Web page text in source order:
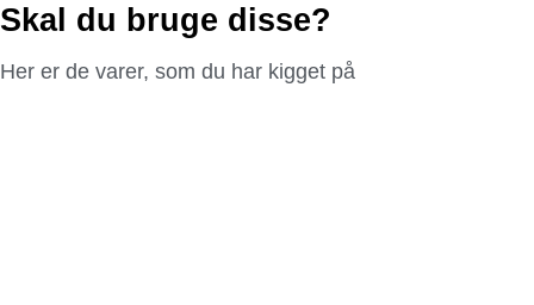
Skal du bruge disse?
Her er de varer, som du har kigget på